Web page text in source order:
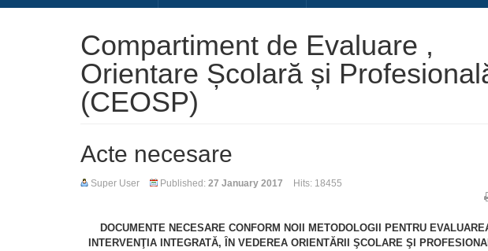
Compartiment de Evaluare ,
Orientare Școlară și
(CEOSP)
Acte necesare
Super User Published: 27 January 2017 Hits: 18455
DOCUMENTE NECESARE CONFORM NOII METODOLOGII PENTRU
INTERVENŢIA INTEGRATĂ, ȊN VEDEREA ORIENTĂRII ŞCOLARE ŞI